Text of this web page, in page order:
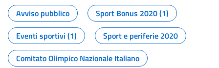
Avviso pubblico
Sport Bonus 2020 (1)
Eventi sportivi (1)
Sport e periferie 2020
Comitato Olimpico Nazionale Italiano